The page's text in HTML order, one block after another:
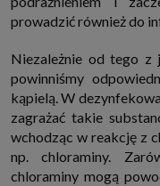
prowadzić również do
Niezależnie od tego z
powinniśmy
kąpielą. W
zagrażać takie
wchodząc w reakcję z
np. chloraminy.
chloraminy mogą